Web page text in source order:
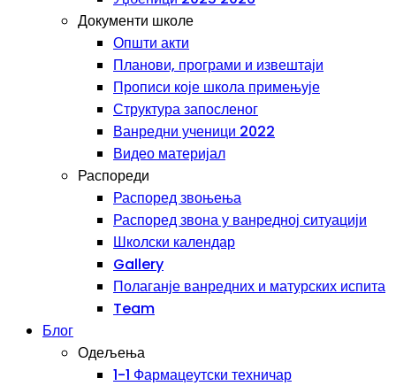
Документи школе
Општи акти
Планови, програми и извештаји
Прописи које школа примењује
Структура запосленог
Ванредни ученици 2022
Видео материјал
Распореди
Распоред звоњења
Распоред звона у ванредној ситуацији
Школски календар
Gallery
Полаганје ванредних и матурских испита
Team
Блог
Одељења
1-1 Фармацеутски техничар